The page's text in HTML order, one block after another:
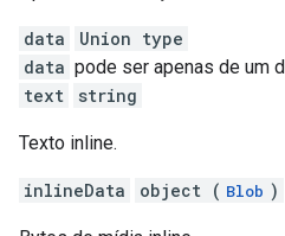
data
Union type
data pode ser apenas de um
text
string
Texto inline.
inlineData object ( Blob )